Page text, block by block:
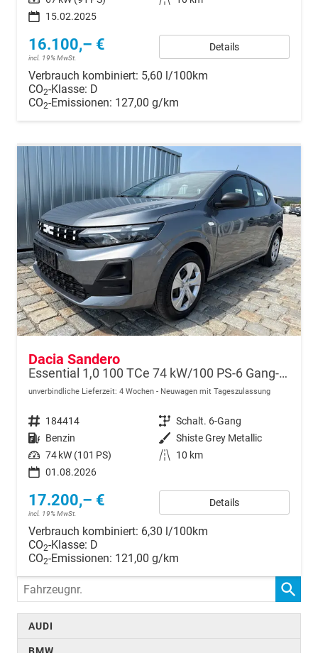
15.02.2025
16.100,– €
incl. 19% MwSt.
Details
Verbrauch kombiniert: 5,60 l/100km
CO2-Klasse: D
CO2-Emissionen: 127,00 g/km
Dacia Sandero
Essential 1,0 100 TCe 74 kW/100 PS-6 Gang-MJ 2026-15“ Stahlfelgen-Garantie-PDC hinten-Lane Assist-LED-Tempomat-Klimaanlage-DAB-Bluetooth
unverbindliche Lieferzeit: 4 Wochen Neuwagen mit Tageszulassung
Fahrzeugnr. 184414 Getriebe Schalt. 6-Gang
Kraftstoff Benzin Außenfarbe Shiste Grey Metallic
Leistung 74 kW (101 PS) Kilometerstand
10 km
01.08.2026
17.200,– €
incl. 19% MwSt.
Details
Verbrauch kombiniert: 6,30 l/100km
CO2-Klasse: D
CO2-Emissionen: 121,00 g/km
Fahrzeugnr.
AUDI
BMW